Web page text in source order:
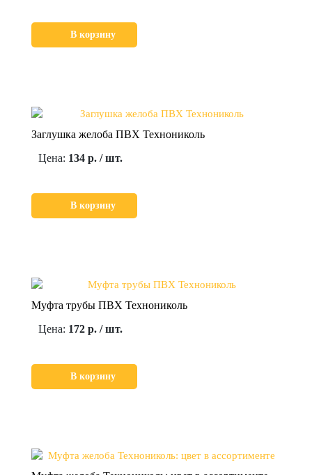
В корзину
Заглушка желоба ПВХ Технониколь
Цена: 134 р. / шт.
В корзину
Муфта трубы ПВХ Технониколь
Цена: 172 р. / шт.
В корзину